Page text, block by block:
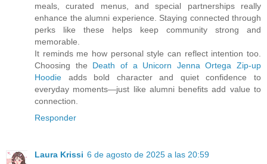
meals, curated menus, and special partnerships really
enhance the alumni experience. Staying connected through
perks like these helps keep community strong and
memorable.
It reminds me how personal style can reflect intention too.
Choosing the Death of a Unicorn Jenna Ortega Zip‑up
Hoodie adds bold character and quiet confidence to
everyday moments—just like alumni benefits add value to
connection.
Responder
Laura Krissi 6 de agosto de 2025 a las 20:59